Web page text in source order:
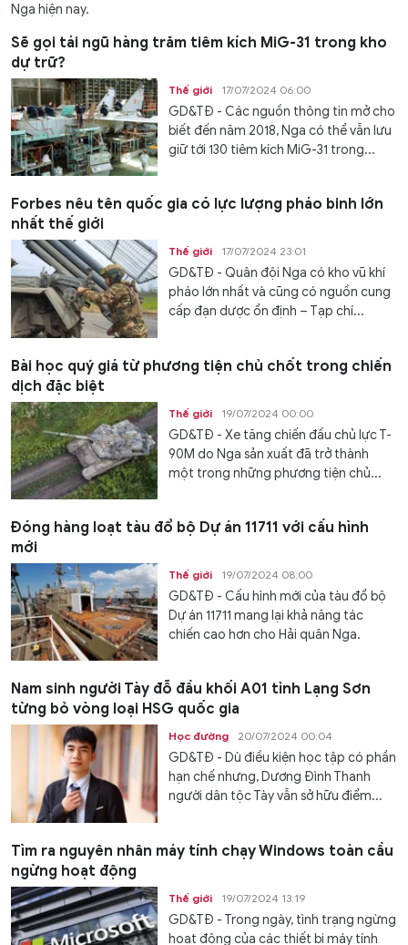
Nga hiện nay.
Sẽ gọi tái ngũ hàng trăm tiêm kích MiG-31 trong kho
dự trữ?
Thế giới 17/07/2024 06:00
GD&TĐ - Các nguồn thông tin mở cho
biết đến năm 2018, Nga có thể vẫn lưu
giữ tới 130 tiêm kích MiG-31 trong...
Forbes nêu tên quốc gia có lực lượng pháo binh lớn
nhất thế giới
Thế giới 17/07/2024 23:01
GD&TĐ - Quân đội Nga có kho vũ khí
pháo lớn nhất và cũng có nguồn cung
cấp đạn dược ổn định – Tạp chí...
Bài học quý giá từ phương tiện chủ chốt trong chiến
dịch đặc biệt
Thế giới 19/07/2024 00:00
GD&TĐ - Xe tăng chiến đấu chủ lực T-
90M do Nga sản xuất đã trở thành
một trong những phương tiện chủ...
Đóng hàng loạt tàu đổ bộ Dự án 11711 với cấu hình
mới
Thế giới 19/07/2024 08:00
GD&TĐ - Cấu hình mới của tàu đổ bộ
Dự án 11711 mang lại khả năng tác
chiến cao hơn cho Hải quân Nga.
Nam sinh người Tày đỗ đầu khối A01 tỉnh Lạng Sơn
từng bỏ vòng loại HSG quốc gia
Học đường 20/07/2024 00:04
GD&TĐ - Dù điều kiện học tập có phần
hạn chế nhưng, Dương Đình Thanh
người dân tộc Tày vẫn sở hữu điểm...
Tìm ra nguyên nhân máy tính chạy Windows toàn cầu
ngừng hoạt động
Thế giới 19/07/2024 13:19
GD&TĐ - Trong ngày, tình trạng ngừng
hoạt động của các thiết bị máy tính